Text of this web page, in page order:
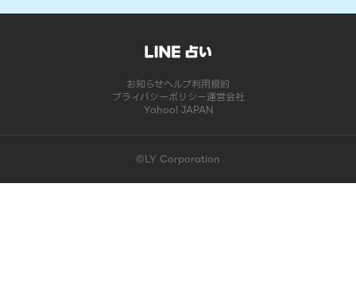
お知らせヘルプ利用規約
プライバシーポリシー運営会社
Yahoo! JAPAN
©LY Corporation
このコンテンツは掲載が終了しました | LINE占い